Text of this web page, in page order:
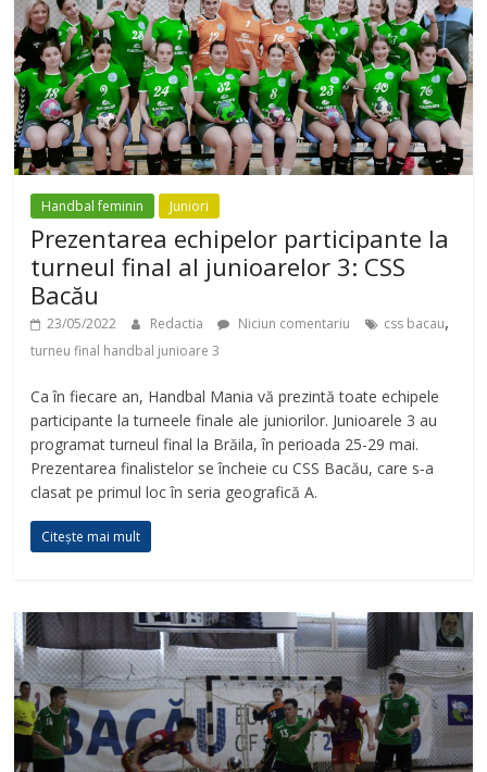
Handbal feminin Juniori
Prezentarea echipelor participante la
turneul final al junioarelor 3: CSS
Bacău
23/05/2022 Redactia Niciun comentariu css bacau,
turneu final handbal junioare 3
Ca în fiecare an, Handbal Mania vă prezintă toate echipele
participante la turneele finale ale juniorilor. Junioarele 3 au
programat turneul final la Brăila, în perioada 25-29 mai.
Prezentarea finalistelor se încheie cu CSS Bacău, care s-a
clasat pe primul loc în seria geografică A.
Citește mai mult